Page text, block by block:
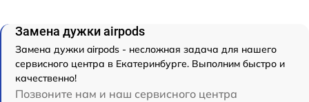
Замена дужки airpods
Замена дужки airpods - несложная задача для нашего
сервисного центра в Екатеринбурге. Выполним быстро и
качественно!
Позвоните нам и наш сервисного центра